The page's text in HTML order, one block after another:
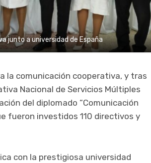
junto a universidad de España
la comunicación cooperativa, y tras
Nacional de Servicios Múltiples
del diplomado “Comunicación
fueron investidos 110 directivos y
con la prestigiosa universidad